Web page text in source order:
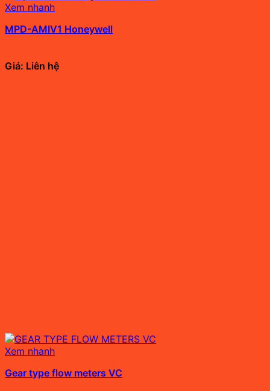
Xem nhanh
MPD-AMIV1 Honeywell
Giá: Liên hệ
Xem nhanh
Gear type flow meters VC